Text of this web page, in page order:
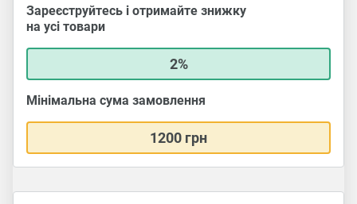
Зареєструйтесь і отримайте знижку
на усі товари
2%
Мінімальна сума замовлення
1200 грн